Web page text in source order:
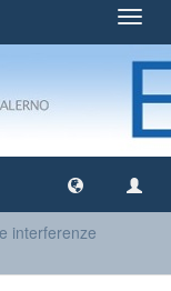
interferenze